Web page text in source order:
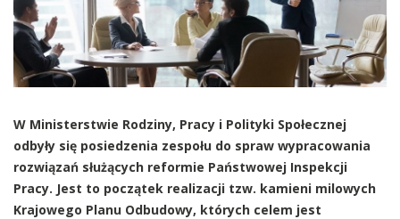
W Ministerstwie Rodziny, Pracy i Polityki Społecznej
odbyły się posiedzenia zespołu do spraw wypracowania
rozwiązań służących reformie Państwowej Inspekcji
Pracy. Jest to początek realizacji tzw. kamieni milowych
Krajowego Planu Odbudowy, których celem jest